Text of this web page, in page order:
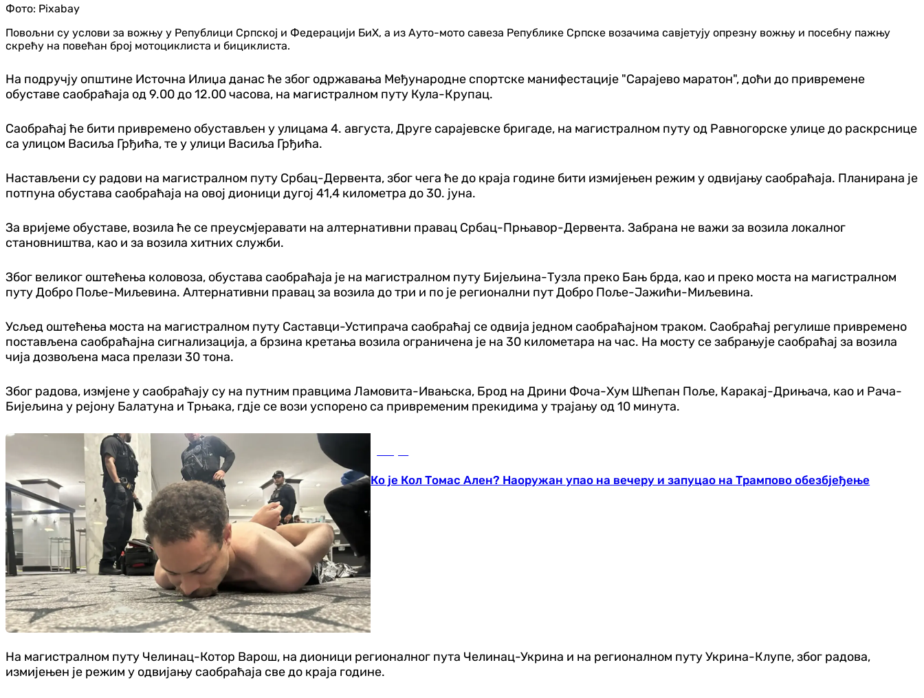
Фото: Pixabay
Повољни су услови за вожњу у Републици Српској и Федерацији БиХ, а из Ауто-мото савеза Републике Српске возачима савјетују опрезну вожњу и посебну пажњу
скрећу на повећан број мотоциклиста и бициклиста.
На подручју општине Источна Илиџа данас ће због одржавања Међународне спортске манифестације "Сарајево маратон", доћи до привремене
обуставе саобраћаја од 9.00 до 12.00 часова, на магистралном путу Кула-Крупац.
Саобраћај ће бити привремено обустављен у улицама 4. августа, Друге сарајевске бригаде, на магистралном путу од Равногорске улице до раскрснице
са улицом Васиља Грђића, те у улици Васиља Грђића.
Настављени су радови на магистралном путу Србац-Дервента, због чега ће до краја године бити измијењен режим у одвијању саобраћаја. Планирана је
потпуна обустава саобраћаја на овој дионици дугој 41,4 километра до 30. јуна.
За вријеме обуставе, возила ће се преусмјеравати на алтернативни правац Србац-Прњавор-Дервента. Забрана не важи за возила локалног
становништва, као и за возила хитних служби.
Због великог оштећења коловоза, обустава саобраћаја је на магистралном путу Бијељина-Тузла преко Бањ брда, као и преко моста на магистралном
путу Добро Поље-Миљевина. Алтернативни правац за возила до три и по је регионални пут Добро Поље-Јажићи-Миљевина.
Усљед оштећења моста на магистралном путу Саставци-Устипрача саобраћај се одвија једном саобраћајном траком. Саобраћај регулише привремено
постављена саобраћајна сигнализација, а брзина кретања возила ограничена је на 30 километара на час. На мосту се забрањује саобраћај за возила
чија дозвољена маса прелази 30 тона.
Због радова, измјене у саобраћају су на путним правцима Ламовита-Ивањска, Брод на Дрини Фоча-Хум Шћепан Поље, Каракај-Дрињача, као и Рача-
Бијељина у рејону Балатуна и Трњака, гдје се вози успорено са привременим прекидима у трајању од 10 минута.
Ко је Кол Томас Ален? Наоружан упао на вечеру и запуцао на Трампово обезбјеђење
На магистралном путу Челинац-Котор Варош, на дионици регионалног пута Челинац-Укрина и на регионалном путу Укрина-Клупе, због радова,
измијењен је режим у одвијању саобраћаја све до краја године.